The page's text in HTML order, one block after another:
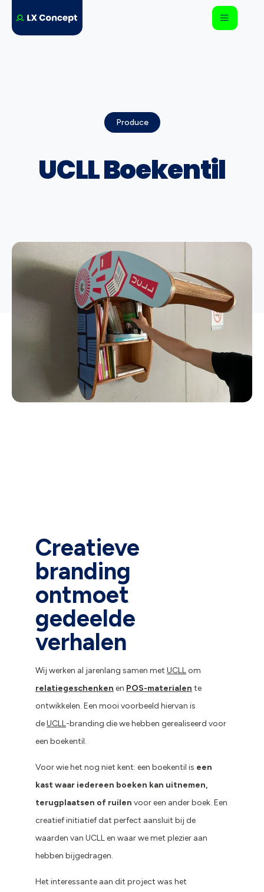
Produce
UCLL Boekentil
Creatieve
branding
ontmoet
gedeelde
verhalen
Wij werken al jarenlang samen met UCLLom
relatiegeschenken en POS-materialen te
ontwikkelen. Een mooi voorbeeld hiervan is
deUCLL-branding die we hebben gerealiseerd voor
een boekentil.
Voor wie het nog niet kent: een boekentil is een
kast waar iedereen boeken kan uitnemen,
terugplaatsen of ruilen voor een ander boek. Een
creatief initiatief dat perfect aansluit bij de
waarden van UCLL en waar we met plezier aan
hebben bijgedragen.
Het interessante aan dit project was het